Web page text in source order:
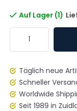
Auf Lager (1)
Täglich neue
Schneller
Worldwide
Seit 1989 in